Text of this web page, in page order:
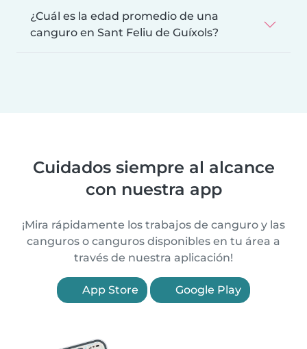
¿Cuál es la edad promedio de una
canguro en Sant Feliu de Guíxols?
Cuidados siempre al alcance
con nuestra app
¡Mira rápidamente los trabajos de canguro y las
canguros o canguros disponibles en tu área a
través de nuestra aplicación!
App Store Google Play